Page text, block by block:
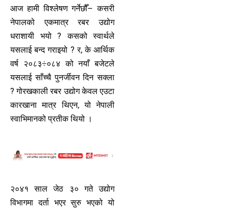
आज हामी विश्लेषण गर्नेछौँ– कसरी
नेपालको एकमात्र रबर उद्योग
धराशायी भयो ? कसको स्वार्थले
यसलाई बन्द गराइयो ? र, के आर्थिक
वर्ष २०८३÷०८४ को नयाँ बजेटले
यसलाई साँच्चै पुनर्जीवन दिन सक्ला
? गोरखकाली रबर उद्योग केवल एउटा
कारखाना मात्र थिएन, यो नेपाली
स्वाभिमानको प्रतीक थियो ।
२०४१ साल जेठ ३० गते उद्योग
विभागमा दर्ता भएर सुरु भएको यो